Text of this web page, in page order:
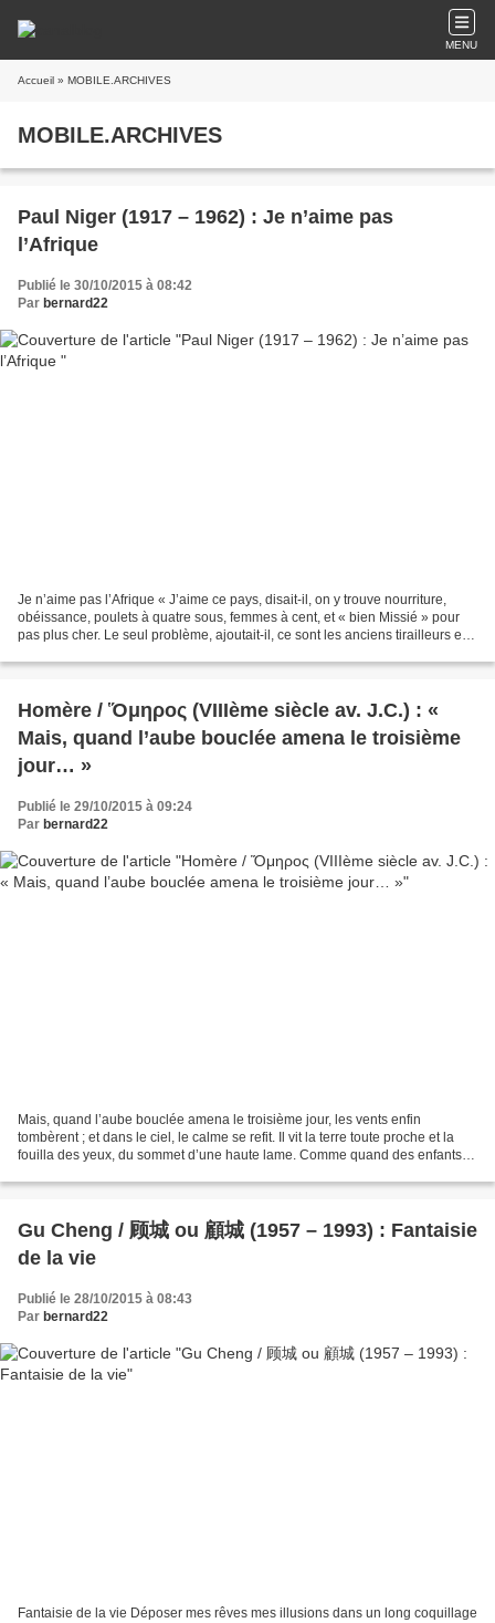
MENU
Accueil » MOBILE.ARCHIVES
MOBILE.ARCHIVES
Paul Niger (1917 – 1962) : Je n’aime pas
l’Afrique
Publié le 30/10/2015 à 08:42
Par bernard22
Je n’aime pas l’Afrique « J’aime ce pays, disait-il, on y trouve nourriture,
obéissance, poulets à quatre sous, femmes à cent, et « bien Missié » pour
pas plus cher. Le seul problème, ajoutait-il, ce sont les anciens tirailleurs et
Homère / Ὅμηρος (VIIIème siècle av. J.C.) : «
Mais, quand l’aube bouclée amena le troisième
jour… »
Publié le 29/10/2015 à 09:24
Par bernard22
Mais, quand l’aube bouclée amena le troisième jour, les vents enfin
tombèrent ; et dans le ciel, le calme se refit. Il vit la terre toute proche et la
fouilla des yeux, du sommet d’une haute lame. Comme quand des enfants
Gu Cheng / 顾城 ou 顧城 (1957 – 1993) : Fantaisie
de la vie
Publié le 28/10/2015 à 08:43
Par bernard22
Fantaisie de la vie Déposer mes rêves mes illusions dans un long coquillage